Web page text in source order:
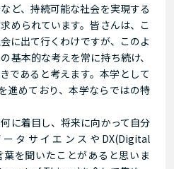
ど、持続可能な社会を実現する
められています。皆さんは、こ
に出て行くわけですが、このよ
基本的な考えを常に持ち続け、
であると考えます。本学として
進めており、本学ならではの特
に着目し、将来に向かって自分
タサイエンスやDX(Digital
を聞いたことがあると思いま